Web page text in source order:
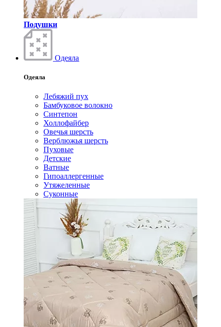
Подушки
Одеяла
Одеяла
Лебяжий пух
Бамбуковое волокно
Синтепон
Холлофайбер
Овечья шерсть
Верблюжья шерсть
Пуховые
Детские
Ватные
Гипоаллергенные
Утяжеленные
Суконные